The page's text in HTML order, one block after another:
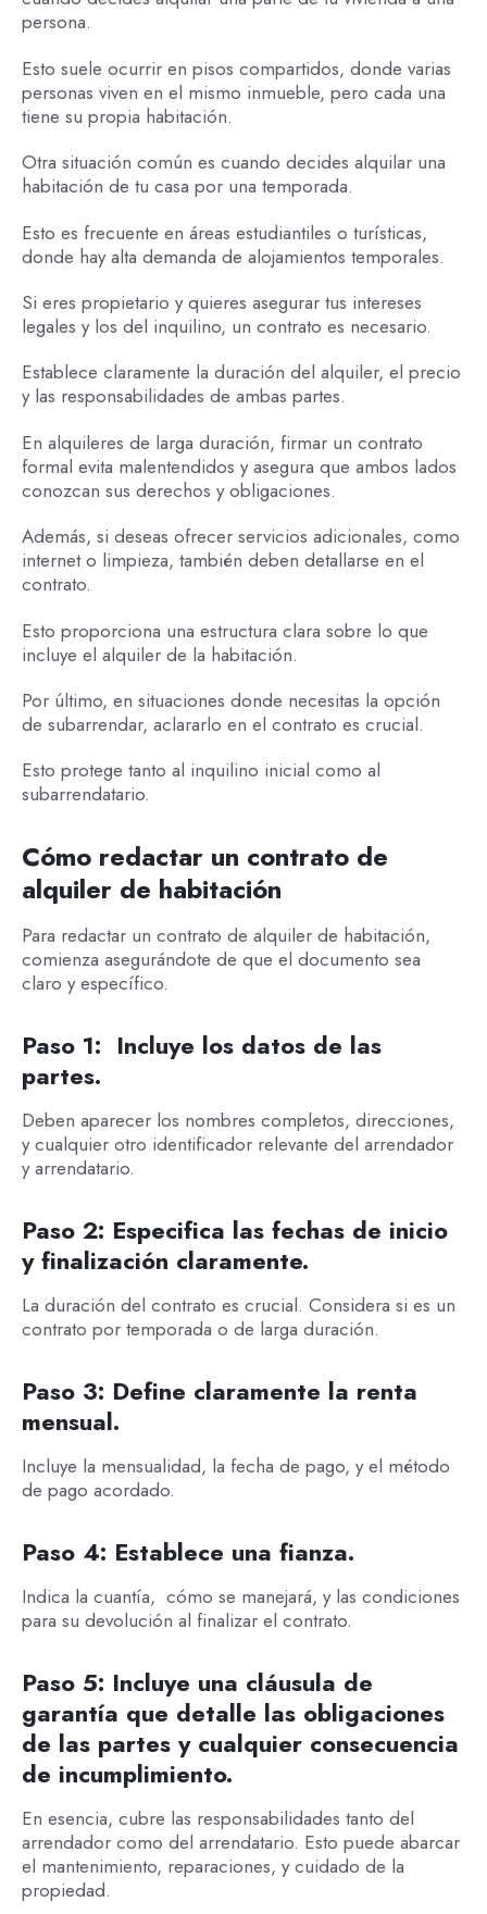
persona.
Esto suele ocurrir en pisos compartidos, donde varias
personas viven en el mismo inmueble, pero cada una
tiene su propia habitación.
Otra situación común es cuando decides alquilar una
habitación de tu casa por una temporada.
Esto es frecuente en áreas estudiantiles o turísticas,
donde hay alta demanda de alojamientos temporales.
Si eres propietario y quieres asegurar tus intereses
legales y los del inquilino, un contrato es necesario.
Establece claramente la duración del alquiler, el precio
y las responsabilidades de ambas partes.
En alquileres de larga duración, firmar un contrato
formal evita malentendidos y asegura que ambos lados
conozcan sus derechos y obligaciones.
Además, si deseas ofrecer servicios adicionales, como
internet o limpieza, también deben detallarse en el
contrato.
Esto proporciona una estructura clara sobre lo que
incluye el alquiler de la habitación.
Por último, en situaciones donde necesitas la opción
de subarrendar, aclararlo en el contrato es crucial.
Esto protege tanto al inquilino inicial como al
subarrendatario.
Cómo redactar un contrato de
alquiler de habitación
Para redactar un contrato de alquiler de habitación,
comienza asegurándote de que el documento sea
claro y específico.
Paso 1: Incluye los datos de las
partes.
Deben aparecer los nombres completos, direcciones,
y cualquier otro identificador relevante del arrendador
y arrendatario.
Paso 2: Especifica las fechas de inicio
y finalización claramente.
La duración del contrato es crucial. Considera si es un
contrato por temporada o de larga duración.
Paso 3: Define claramente la renta
mensual.
Incluye la mensualidad, la fecha de pago, y el método
de pago acordado.
Paso 4: Establece una fianza.
Indica la cuantía, cómo se manejará, y las condiciones
para su devolución al finalizar el contrato.
Paso 5: Incluye una cláusula de
garantía que detalle las obligaciones
de las partes y cualquier consecuencia
de incumplimiento.
En esencia, cubre las responsabilidades tanto del
arrendador como del arrendatario. Esto puede abarcar
el mantenimiento, reparaciones, y cuidado de la
propiedad.